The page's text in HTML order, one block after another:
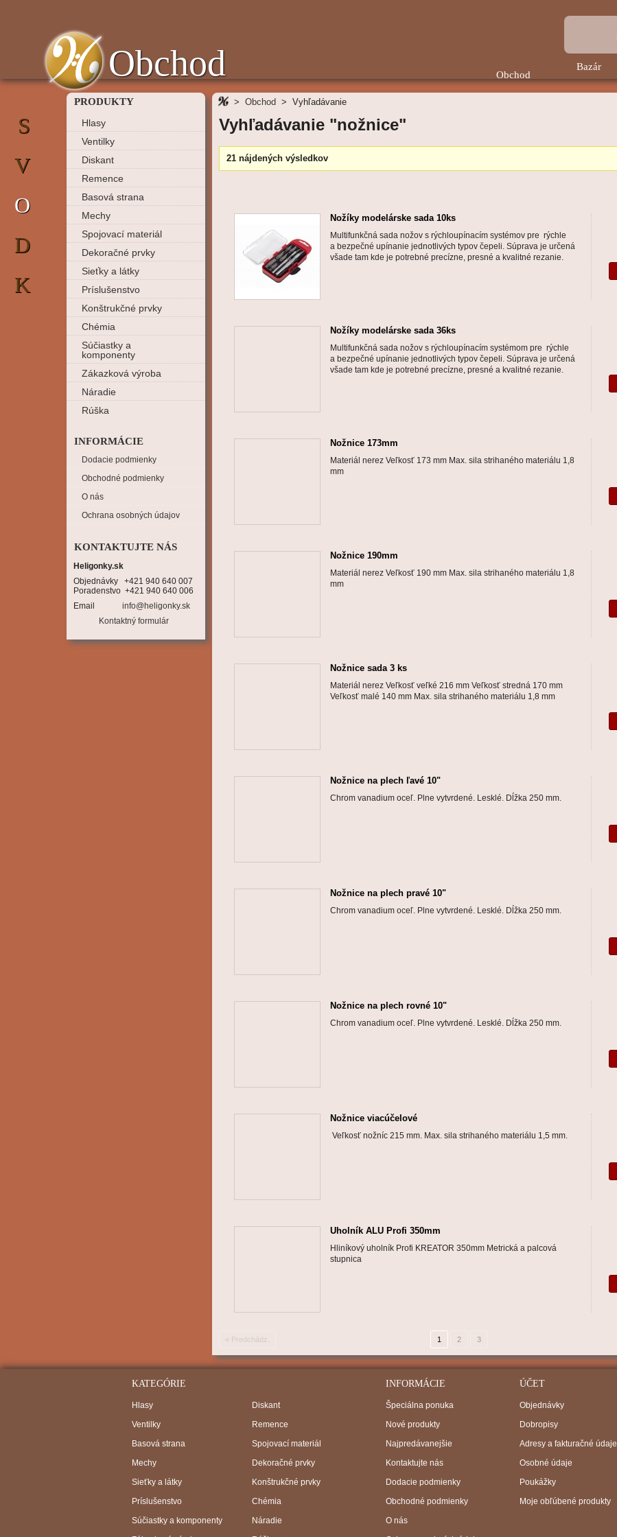
Obchod Bazár
Obchod
PRODUKTY
Hlasy
Ventilky
Diskant
Remence
Basová strana
Mechy
Spojovací materiál
Dekoračné prvky
Sieťky a látky
Príslušenstvo
Konštrukčné prvky
Chémia
Súčiastky a
komponenty
Zákazková výroba
Náradie
Rúška
INFORMÁCIE
Dodacie podmienky
Obchodné podmienky
O nás
Ochrana osobných údajov
S
V
O
D
K
KONTAKTUJTE NÁS
Heligonky.sk
Objednávky   +421 940 640 007
Poradenstvo  +421 940 640 006
Email
info@heligonky.sk
Kontaktný formulár
> Obchod > Vyhľadávanie
Vyhľadávanie "nožnice"
21 nájdených výsledkov
Nožíky modelárske sada 10ks
Multifunkčná sada nožov s rýchloupínacím systémov pre rýchle
a bezpečné upínanie jednotlivých typov čepeli. Súprava je určená
všade tam kde je potrebné precízne, presné a kvalitné rezanie.
Nožíky modelárske sada 36ks
Multifunkčná sada nožov s rýchloupínacím systémom pre rýchle
a bezpečné upínanie jednotlivých typov čepeli. Súprava je určená
všade tam kde je potrebné precízne, presné a kvalitné rezanie.
Nožnice 173mm
Materiál nerez Veľkosť 173 mm Max. sila strihaného materiálu 1,8
mm
Nožnice 190mm
Materiál nerez Veľkosť 190 mm Max. sila strihaného materiálu 1,8
mm
Nožnice sada 3 ks
Materiál nerez Veľkosť veľké 216 mm Veľkosť stredná 170 mm
Veľkosť malé 140 mm Max. sila strihaného materiálu 1,8 mm
Nožnice na plech ľavé 10"
Chrom vanadium oceľ. Plne vytvrdené. Lesklé. Dĺžka 250 mm.
Nožnice na plech pravé 10"
Chrom vanadium oceľ. Plne vytvrdené. Lesklé. Dĺžka 250 mm.
Nožnice na plech rovné 10"
Chrom vanadium oceľ. Plne vytvrdené. Lesklé. Dĺžka 250 mm.
Nožnice viacúčelové
Veľkosť nožníc 215 mm. Max. sila strihaného materiálu 1,5 mm.
Uholník ALU Profi 350mm
Hliníkový uholník Profi KREATOR 350mm Metrická a palcová
stupnica
« Predchádz. 1 2 3
KATEGÓRIE
Hlasy
Ventilky
Diskant
Remence
Basová strana
Mechy
Spojovací materiál
Dekoračné prvky
Sieťky a látky
Príslušenstvo
Konštrukčné prvky
Chémia
Súčiastky a komponenty
Náradie
INFORMÁCIE
Špeciálna ponuka
Nové produkty
Najpredávanejšie
Kontaktujte nás
Dodacie podmienky
Obchodné podmienky
O nás
ÚČET
Objednávky
Dobropisy
Adresy a fakturačné údaje
Osobné údaje
Poukážky
Moje obľúbené produkty